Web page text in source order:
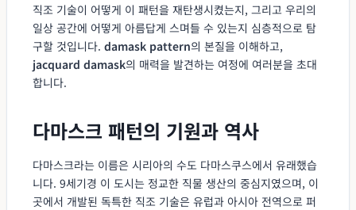
직조 기술이 어떻게 이 패턴을 재탄생시켰는지, 그리고 우리의
일상 공간에 어떻게 아름답게 스며들 수 있는지 심층적으로 탐
구할 것입니다. damask pattern의 본질을 이해하고,
jacquard damask의 매력을 발견하는 여정에 여러분을 초대
합니다.
다마스크 패턴의 기원과 역사
다마스크라는 이름은 시리아의 수도 다마스쿠스에서 유래했습
니다. 9세기경 이 도시는 정교한 직물 생산의 중심지였으며, 이
곳에서 개발된 독특한 직조 기술은 유럽과 아시아 전역으로 퍼